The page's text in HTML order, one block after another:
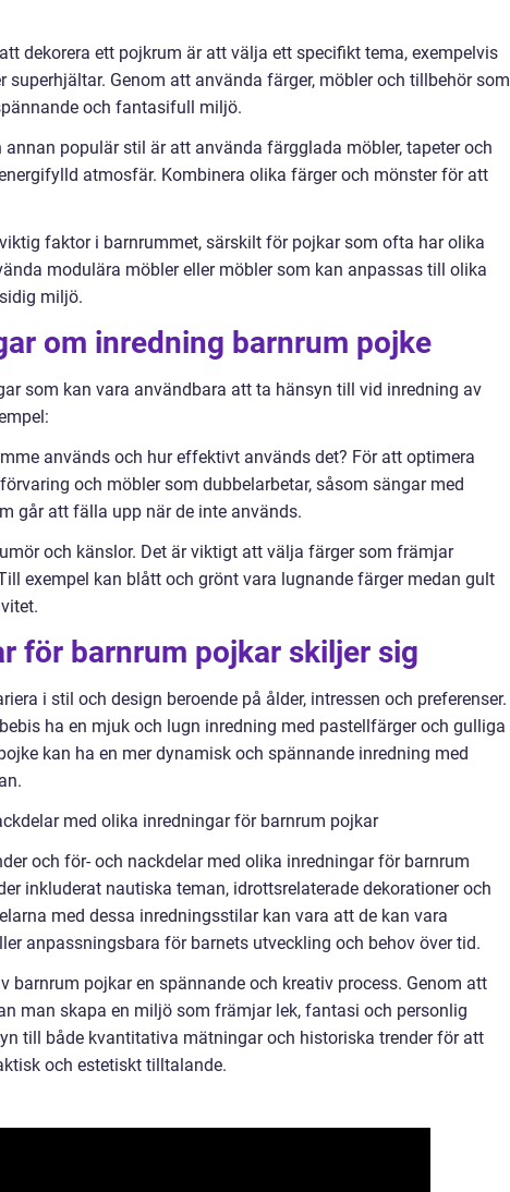
dekorera ett pojkrum är att välja ett specifikt tema, exempelvis
superhjältar. Genom att använda färger, möbler och tillbehör som
och fantasifull miljö.
populär stil är att använda färgglada möbler, tapeter och
atmosfär. Kombinera olika färger och mönster för att
faktor i barnrummet, särskilt för pojkar som ofta har olika
modulära möbler eller möbler som kan anpassas till olika
miljö.
om inredning barnrum pojke
som kan vara användbara att ta hänsyn till vid inredning av
används och hur effektivt används det? För att optimera
och möbler som dubbelarbetar, såsom sängar med
går att fälla upp när de inte används.
och känslor. Det är viktigt att välja färger som främjar
exempel kan blått och grönt vara lugnande färger medan gult
för barnrum pojkar skiljer sig
i stil och design beroende på ålder, intressen och preferenser.
ha en mjuk och lugn inredning med pastellfärger och gulliga
kan ha en mer dynamisk och spännande inredning med
med olika inredningar för barnrum pojkar
och för- och nackdelar med olika inredningar för barnrum
inkluderat nautiska teman, idrottsrelaterade dekorationer och
med dessa inredningsstilar kan vara att de kan vara
anpassningsbara för barnets utveckling och behov över tid.
pojkar en spännande och kreativ process. Genom att
man skapa en miljö som främjar lek, fantasi och personlig
till både kvantitativa mätningar och historiska trender för att
och estetiskt tilltalande.